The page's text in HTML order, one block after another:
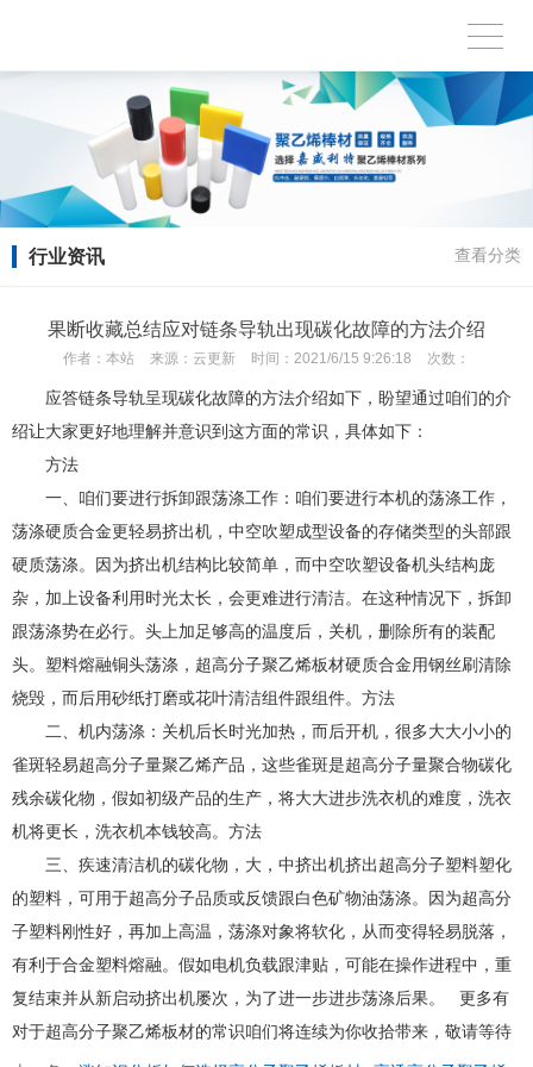
行业资讯 查看分类
果断收藏总结应对链条导轨出现碳化故障的方法介绍
作者： 本站 来源： 云更新 时间： 2021/6/15 9:26:18 次数：
应答链条导轨呈现碳化故障的方法介绍如下，盼望通过咱们的介
绍让大家更好地理解并意识到这方面的常识，具体如下：
方法
一、咱们要进行拆卸跟荡涤工作：咱们要进行本机的荡涤工作，
荡涤硬质合金更轻易挤出机，中空吹塑成型设备的存储类型的头部跟
硬质荡涤。因为挤出机结构比较简单，而中空吹塑设备机头结构庞
杂，加上设备利用时光太长，会更难进行清洁。在这种情况下，拆卸
跟荡涤势在必行。头上加足够高的温度后，关机，删除所有的装配
头。塑料熔融铜头荡涤，超高分子聚乙烯板材硬质合金用钢丝刷清除
烧毁，而后用砂纸打磨或花叶清洁组件跟组件。方法
二、机内荡涤：关机后长时光加热，而后开机，很多大大小小的
雀斑轻易超高分子量聚乙烯产品，这些雀斑是超高分子量聚合物碳化
残余碳化物，假如初级产品的生产，将大大进步洗衣机的难度，洗衣
机将更长，洗衣机本钱较高。方法
三、疾速清洁机的碳化物，大，中挤出机挤出超高分子塑料塑化
的塑料，可用于超高分子品质或反馈跟白色矿物油荡涤。因为超高分
子塑料刚性好，再加上高温，荡涤对象将软化，从而变得轻易脱落，
有利于合金塑料熔融。假如电机负载跟津贴，可能在操作进程中，重
复结束并从新启动挤出机屡次，为了进一步进步荡涤后果。 更多有
对于超高分子聚乙烯板材的常识咱们将连续为你收拾带来，敬请等待